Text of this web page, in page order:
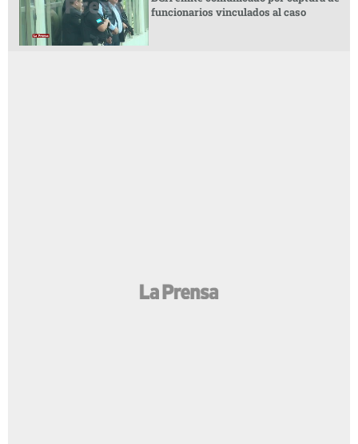
funcionarios vinculados al caso